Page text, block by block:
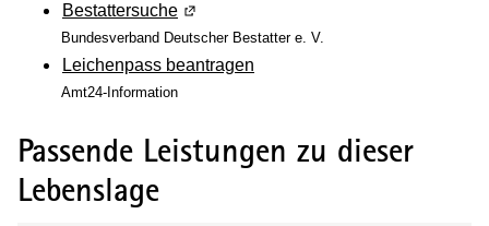
Bestattersuche (Wird in einem neuen Fenster geöffnet)
Bundesverband Deutscher Bestatter e. V.
Leichenpass beantragen
Amt24-Information
Passende Leistungen zu dieser
Lebenslage